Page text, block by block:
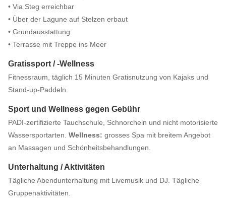
• Via Steg erreichbar
• Über der Lagune auf Stelzen erbaut
• Grundausstattung
• Terrasse mit Treppe ins Meer
Gratissport / -Wellness
Fitnessraum, täglich 15 Minuten Gratisnutzung von Kajaks und
Stand-up-Paddeln.
Sport und Wellness gegen Gebühr
PADI-zertifizierte Tauchschule, Schnorcheln und nicht motorisierte
Wassersportarten. Wellness: grosses Spa mit breitem Angebot
an Massagen und Schönheitsbehandlungen.
Unterhaltung / Aktivitäten
Tägliche Abendunterhaltung mit Livemusik und DJ. Tägliche
Gruppenaktivitäten.